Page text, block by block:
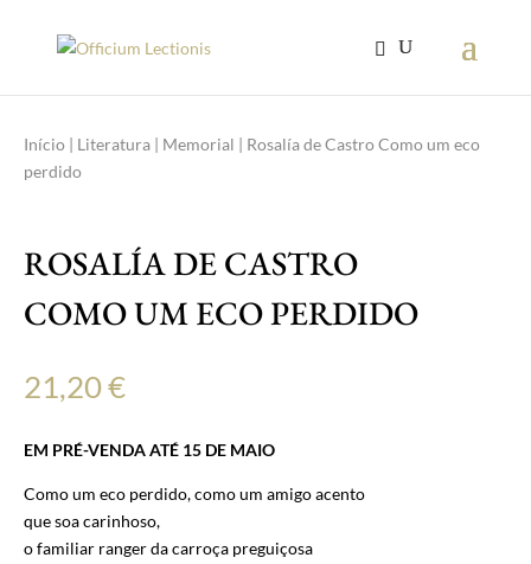
Início | Literatura | Memorial | Rosalía de Castro Como um eco
perdido
ROSALÍA DE CASTRO
COMO UM ECO PERDIDO
21,20€
EM PRÉ-VENDA ATÉ 15 DE MAIO
Como um eco perdido, como um amigo acento
que soa carinhoso,
o familiar ranger da carroça preguiçosa